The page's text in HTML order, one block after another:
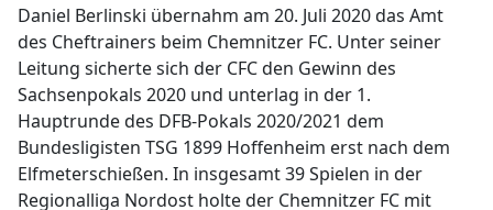
Daniel Berlinski übernahm am 20. Juli 2020 das Amt
des Cheftrainers beim Chemnitzer FC. Unter seiner
Leitung sicherte sich der CFC den Gewinn des
Sachsenpokals 2020 und unterlag in der 1.
Hauptrunde des DFB-Pokals 2020/2021 dem
Bundesligisten TSG 1899 Hoffenheim erst nach dem
Elfmeterschießen. In insgesamt 39 Spielen in der
Regionalliga Nordost holte der Chemnitzer FC mit